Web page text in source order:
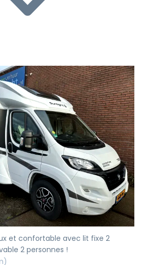
et confortable avec lit fixe 2
2 personnes !